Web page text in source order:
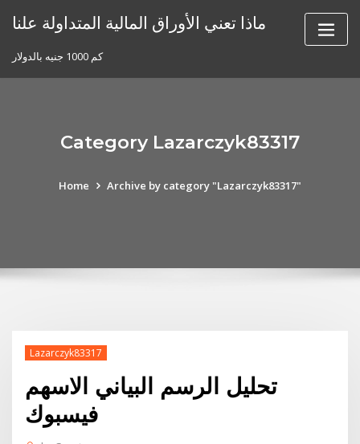
ماذا تعني الأوراق المالية المتداولة علنا
كم 1000 جنيه بالدولار
Category Lazarczyk83317
Home Archive by category "Lazarczyk83317"
Lazarczyk83317
تحليل الرسم البياني الاسهم
فيسبوك